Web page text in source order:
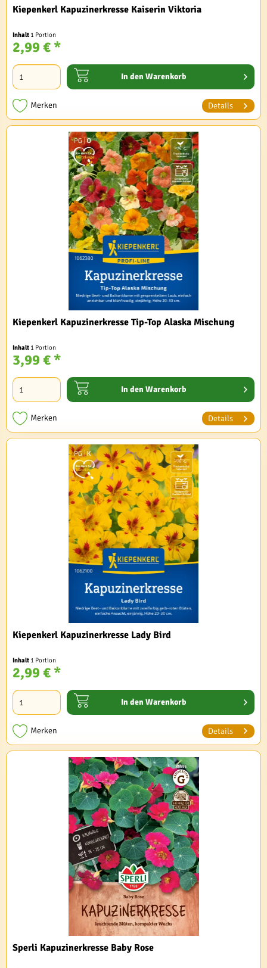
Kiepenkerl Kapuzinerkresse Kaiserin Viktoria
Inhalt 1 Portion
2,99 € *
In den Warenkorb
Merken Details
Kiepenkerl Kapuzinerkresse Tip-Top Alaska Mischung
Inhalt 1 Portion
3,99 € *
In den Warenkorb
Merken Details
Kiepenkerl Kapuzinerkresse Lady Bird
Inhalt 1 Portion
2,99 € *
In den Warenkorb
Merken Details
Sperli Kapuzinerkresse Baby Rose